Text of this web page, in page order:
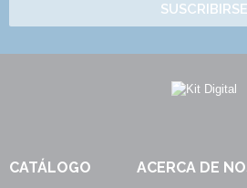
SUSCRIBIRSE
CATÁLOGO ACERCA DE